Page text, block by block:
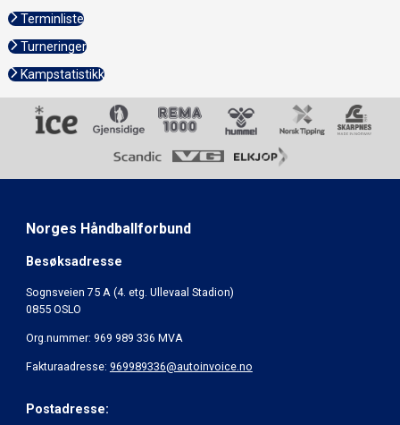
Terminliste
Turneringer
Kampstatistikk
Norges Håndballforbund
Besøksadresse
Sognsveien 75 A (4. etg. Ullevaal Stadion)
0855 OSLO
Org.nummer: 969 989 336 MVA
Fakturaadresse: 969989336@autoinvoice.no
Postadresse: